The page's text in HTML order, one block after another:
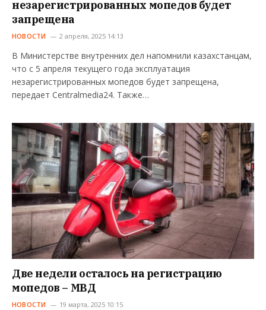
незарегистрированных мопедов будет
запрещена
НОВОСТИ 2 апреля, 2025 14:13
В Министерстве внутренних дел напомнили казахстанцам,
что с 5 апреля текущего года эксплуатация
незарегистрированных мопедов будет запрещена,
передает Centralmedia24. Также…
Две недели осталось на регистрацию
мопедов – МВД
НОВОСТИ 19 марта, 2025 10:15